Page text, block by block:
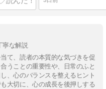
寧な解説
て、読者の本質的な気づきを促
うことの重要性や、日常のふと
、心のバランスを整えるヒント
大切に、心の成長を後押しする